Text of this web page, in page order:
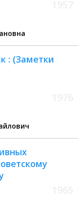
: (Заметки